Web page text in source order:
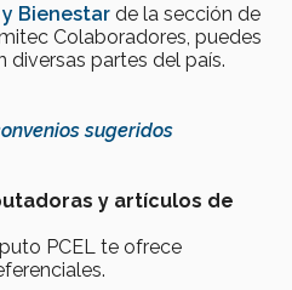
Bienestar de la sección de
Colaboradores, puedes
diversas partes del país.
sugeridos
y artículos de
PCEL te ofrece